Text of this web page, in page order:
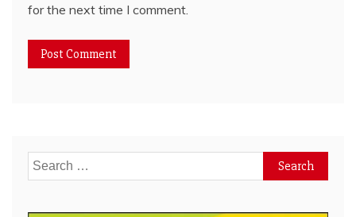
for the next time I comment.
Search
for: